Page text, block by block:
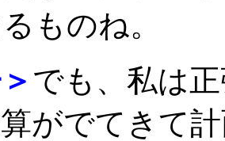
ものね。
でも、私は
がでてきて